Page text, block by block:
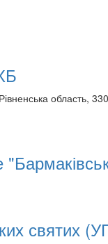
область,
святих